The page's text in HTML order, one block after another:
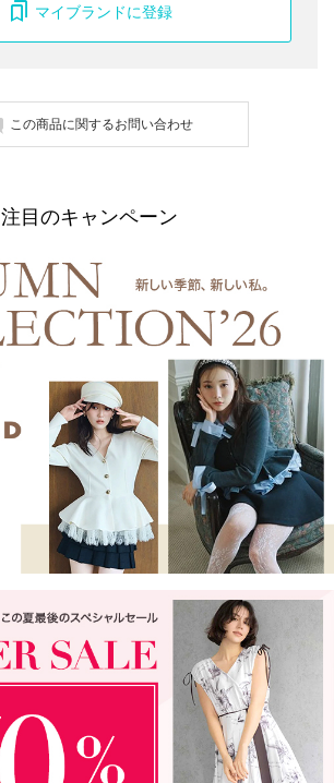
マイブランドに登録
この商品に関するお問い合わせ
注目のキャンペーン